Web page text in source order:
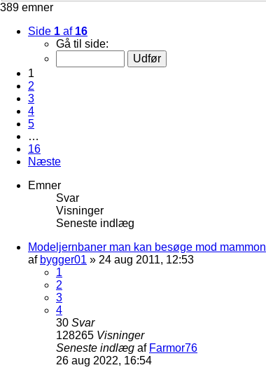
389 emner
Side 1 af 16
Gå til side:
1
2
3
4
5
…
16
Næste
Emner
Svar
Visninger
Seneste indlæg
Modeljernbaner man kan besøge mod mammon
af bygger01 » 24 aug 2011, 12:53
1
2
3
4
30 Svar
128265 Visninger
Seneste indlæg af Farmor76
26 aug 2022, 16:54